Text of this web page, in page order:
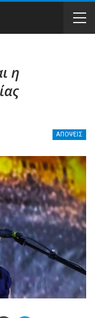
η
ΑΠΟΨΕΙΣ